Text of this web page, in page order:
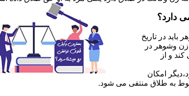
دارد؟
در تاریخ
وشوهر در
و از
امکان
به طلاق منتفی می شود.